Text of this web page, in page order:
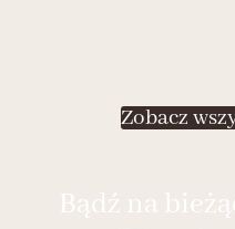
Zobacz
Bądź na